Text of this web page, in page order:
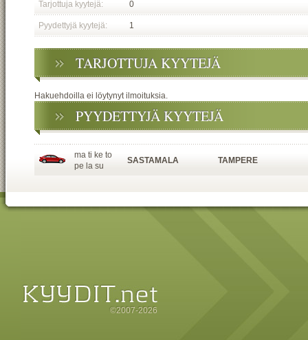
Tarjottuja kyytejä: 0
Pyydettyjä kyytejä: 1
TARJOTTUJA KYYTEJÄ
Hakuehdoilla ei löytynyt ilmoituksia.
PYYDETTYJÄ KYYTEJÄ
ma ti ke to
pe la su
SASTAMALA TAMPERE
©2007-2026